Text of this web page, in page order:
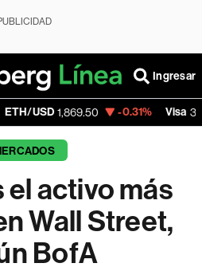
Ingresar
1,869.50 -0.31% Visa 369.59
el activo más
Wall Street,
BofA